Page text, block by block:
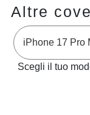
Altre
Scegli il tuo